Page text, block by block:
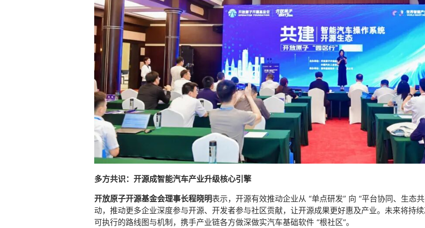
多方共识：开源成智能汽车产业升级核心引擎
开放原子开源基金会理事长程晓明表示，开源有效推动企业从 “单点研发” 向 “平台协同、生态
动，推动更多企业深度参与开源、开发者参与社区贡献，让开源成果更好惠及产业。未来将持
可执行的路线图与机制，携手产业链各方做深做实汽车基础软件 “根社区”。